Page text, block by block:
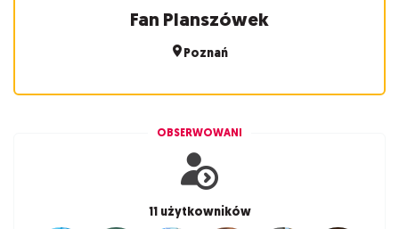
Fan Planszówek
Poznań
OBSERWOWANI
11 użytkowników